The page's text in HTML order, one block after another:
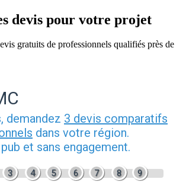
devis pour votre projet
gratuits de professionnels qualifiés près de
demandez 3 devis comparatifs
dans votre région.
et sans engagement.
3 4 5 6 7 8 9